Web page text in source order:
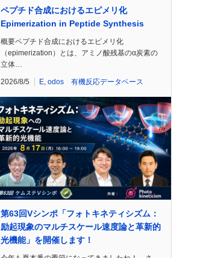
ペプチド合成におけるエピメリ化
Epimerization in Peptide Synthesis
概要ペプチド合成におけるエピメリ化
（epimerization）とは、アミノ酸残基のα炭素の
立体…
2026/8/5 E odos 有機反応データベース
第63回Vシンポ「フォトキネティシズム：
励起現象のマルチスケール速度論と革新的
光機能」を開催します！